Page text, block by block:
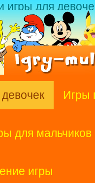
игры для
Игры
для мальчиков
игры